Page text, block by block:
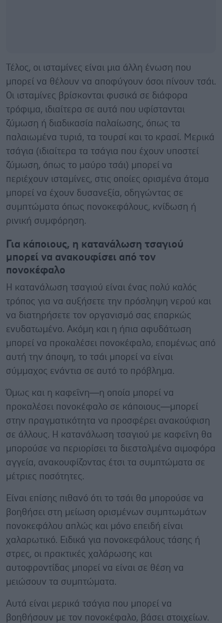
Τέλος, οι ισταμίνες είναι μια άλλη ένωση που
μπορεί να θέλουν να αποφύγουν όσοι πίνουν τσάι.
Οι ισταμίνες βρίσκονται φυσικά σε διάφορα
τρόφιμα, ιδιαίτερα σε αυτά που υφίστανται
ζύμωση ή διαδικασία παλαίωσης, όπως τα
παλαιωμένα τυριά, τα τουρσί και το κρασί. Μερικά
τσάγια (ιδιαίτερα τα τσάγια που έχουν υποστεί
ζύμωση, όπως το μαύρο τσάι) μπορεί να
περιέχουν ισταμίνες, στις οποίες ορισμένα άτομα
μπορεί να έχουν δυσανεξία, οδηγώντας σε
συμπτώματα όπως πονοκεφάλους, κνίδωση ή
ρινική συμφόρηση.
Για κάποιους, η κατανάλωση τσαγιού
μπορεί να ανακουφίσει από τον
πονοκέφαλο
Η κατανάλωση τσαγιού είναι ένας πολύ καλός
τρόπος για να αυξήσετε την πρόσληψη νερού και
να διατηρήσετε τον οργανισμό σας επαρκώς
ενυδατωμένο. Ακόμη και η ήπια αφυδάτωση
μπορεί να προκαλέσει πονοκέφαλο, επομένως από
αυτή την άποψη, το τσάι μπορεί να είναι
σύμμαχος ενάντια σε αυτό το πρόβλημα.
Όμως και η καφεΐνη—η οποία μπορεί να
προκαλέσει πονοκέφαλο σε κάποιους—μπορεί
στην πραγματικότητα να προσφέρει ανακούφιση
σε άλλους. Η κατανάλωση τσαγιού με καφεΐνη θα
μπορούσε να περιορίσει τα διεσταλμένα αιμοφόρα
αγγεία, ανακουφίζοντας έτσι τα συμπτώματα σε
μέτριες ποσότητες.
Είναι επίσης πιθανό ότι το τσάι θα μπορούσε να
βοηθήσει στη μείωση ορισμένων συμπτωμάτων
πονοκεφάλου απλώς και μόνο επειδή είναι
χαλαρωτικό. Ειδικά για πονοκεφάλους τάσης ή
στρες, οι πρακτικές χαλάρωσης και
αυτοφροντίδας μπορεί να είναι σε θέση να
μειώσουν τα συμπτώματα.
Αυτά είναι μερικά τσάγια που μπορεί να
βοηθήσουν με τον πονοκέφαλο, βάσει στοιχείων.